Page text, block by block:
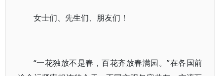
女士们、先生们、朋友们！
“一花独放不是春，百花齐放春满园。”在各国前